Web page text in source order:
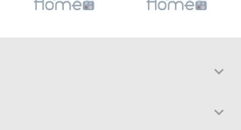

